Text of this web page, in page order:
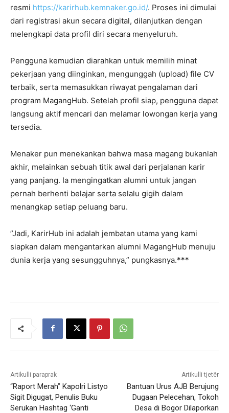
resmi https://karirhub.kemnaker.go.id/. Proses ini dimulai
dari registrasi akun secara digital, dilanjutkan dengan
melengkapi data profil diri secara menyeluruh.
​Pengguna kemudian diarahkan untuk memilih minat
pekerjaan yang diinginkan, mengunggah (upload) file CV
terbaik, serta memasukkan riwayat pengalaman dari
program MagangHub. Setelah profil siap, pengguna dapat
langsung aktif mencari dan melamar lowongan kerja yang
tersedia.
​Menaker pun menekankan bahwa masa magang bukanlah
akhir, melainkan sebuah titik awal dari perjalanan karir
yang panjang. Ia mengingatkan alumni untuk jangan
pernah berhenti belajar serta selalu gigih dalam
menangkap setiap peluang baru.
​”Jadi, KarirHub ini adalah jembatan utama yang kami
siapkan dalam mengantarkan alumni MagangHub menuju
dunia kerja yang sesungguhnya,” pungkasnya.***
Artikulli paraprak
“Raport Merah” Kapolri Listyo
Sigit Digugat, Penulis Buku
Serukan Hashtag ‘Ganti
Artikulli tjetër
Bantuan Urus AJB Berujung
Dugaan Pelecehan, Tokoh
Desa di Bogor Dilaporkan